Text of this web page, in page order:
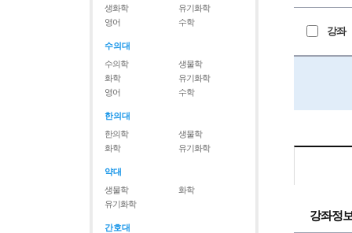
생화학
유기화학
영어
수학
수의대
수의학
생물학
화학
유기화학
영어
수학
한의대
한의학
생물학
화학
유기화학
약대
생물학
화학
유기화학
간호대
강좌
강좌정